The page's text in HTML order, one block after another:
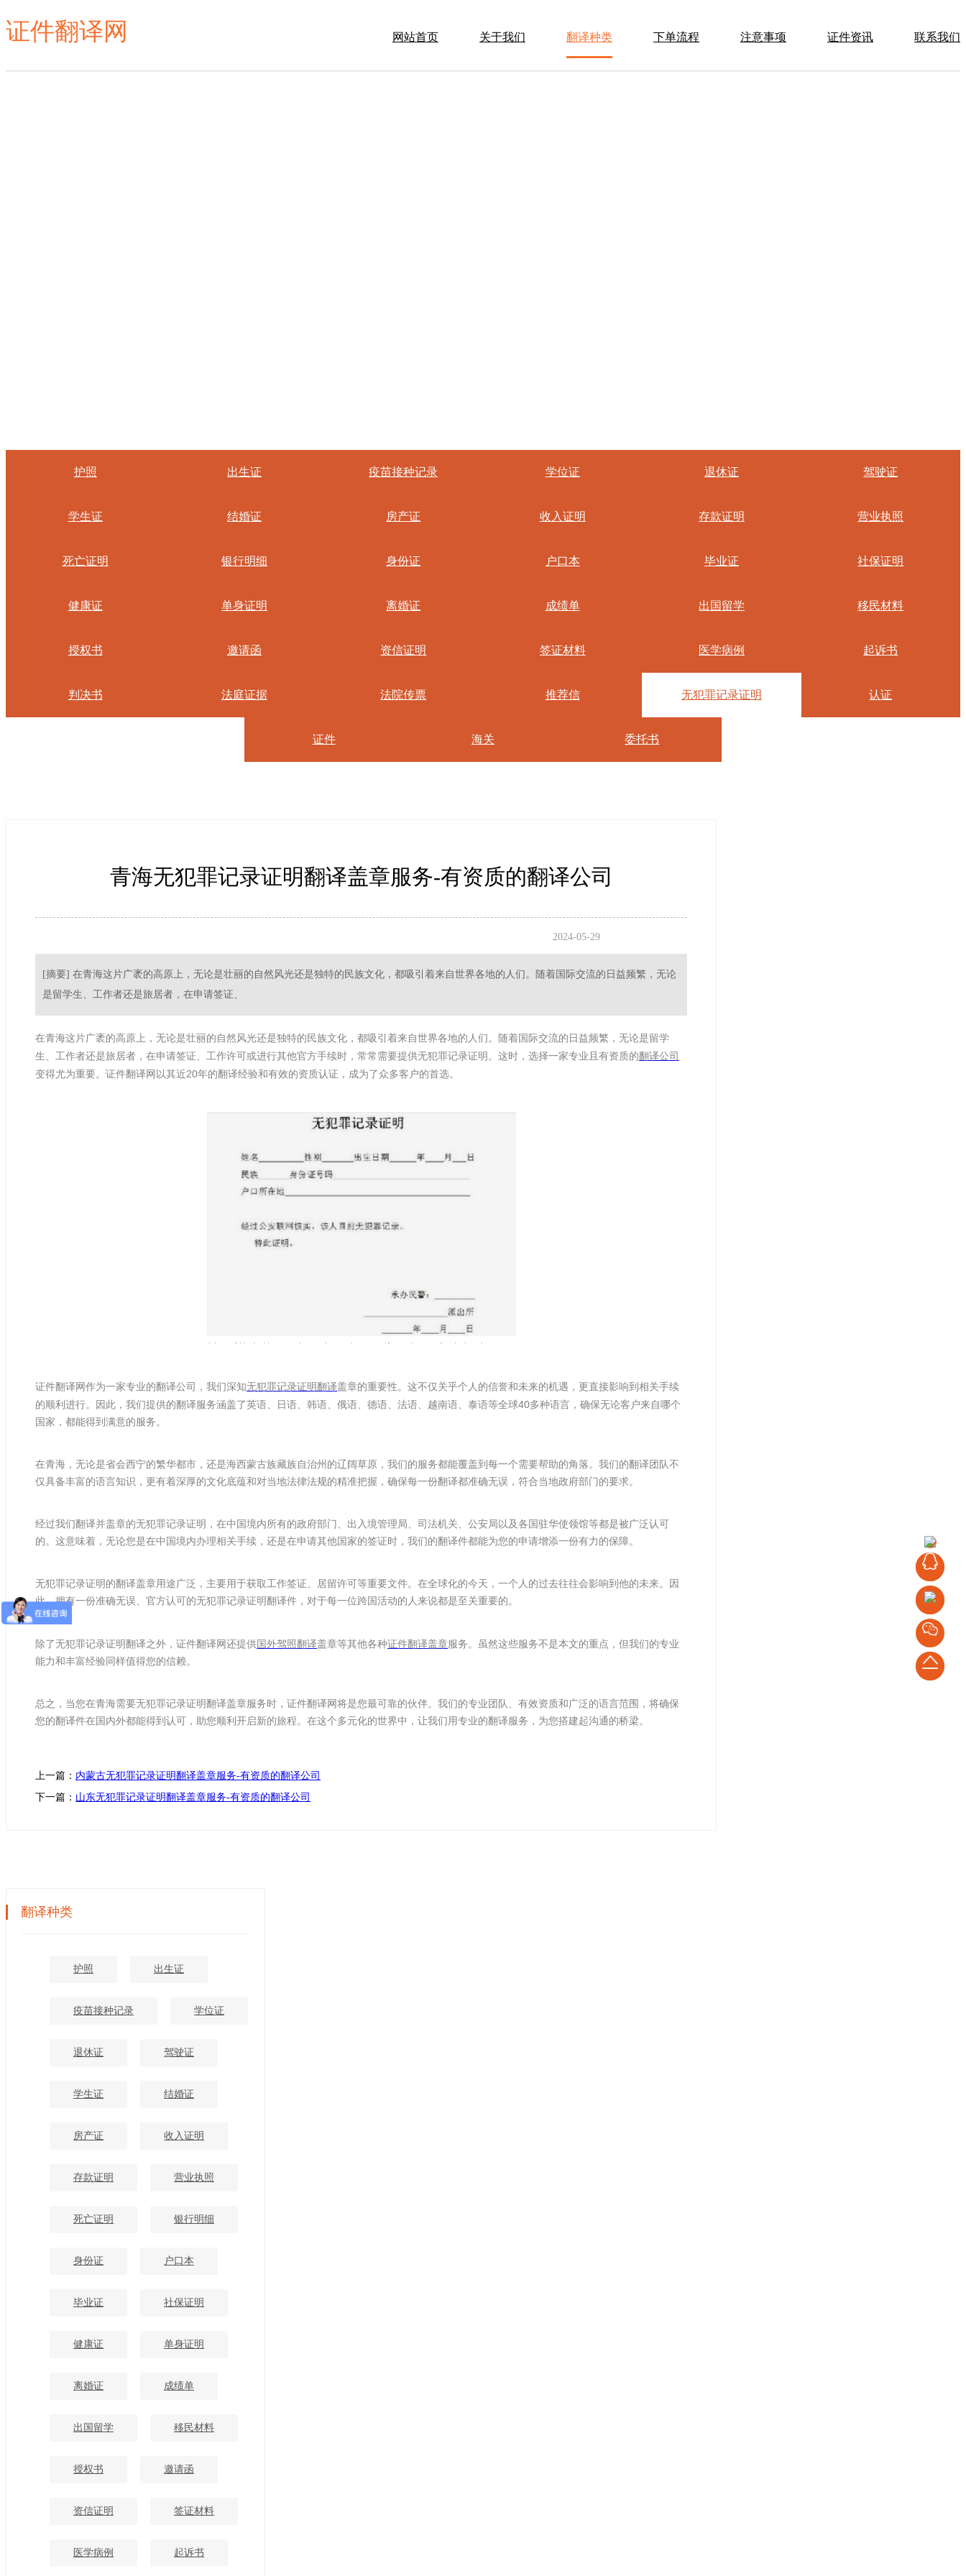
证件翻译网 网站首页 关于我们 翻译种类 下单流程 注意事项 证件资讯 联系我们
客
服
联
系
电
话：
400-
返
护照 出生证 疫苗接种记录 学位证 退休证 驾驶证
学生证 结婚证 房产证 收入证明 存款证明 营业执照
死亡证明 银行明细 身份证 户口本 毕业证 社保证明
健康证 单身证明 离婚证 成绩单 出国留学 移民材料
授权书 邀请函 资信证明 签证材料 医学病例 起诉书
判决书 法庭证据 法院传票 推荐信 无犯罪记录证明 认证
证件 海关 委托书
青海无犯罪记录证明翻译盖章服务-有资质的翻译公司
2024-05-29
[摘要] 在青海这片广袤的高原上，无论是壮丽的自然风光还是独特的民族文化，都吸引着来自世界各地的人们。随着国际交流的日益频繁，无论
是留学生、工作者还是旅居者，在申请签证、
在青海这片广袤的高原上，无论是壮丽的自然风光还是独特的民族文化，都吸引着来自世界各地的人们。随着国际交流的日益频繁，无论是留学
生、工作者还是旅居者，在申请签证、工作许可或进行其他官方手续时，常常需要提供无犯罪记录证明。这时，选择一家专业且有资质的翻译公司
变得尤为重要。证件翻译网以其近20年的翻译经验和有效的资质认证，成为了众多客户的首选。
证件翻译网作为一家专业的翻译公司，我们深知无犯罪记录证明翻译盖章的重要性。这不仅关乎个人的信誉和未来的机遇，更直接影响到相关手续
的顺利进行。因此，我们提供的翻译服务涵盖了英语、日语、韩语、俄语、德语、法语、越南语、泰语等全球40多种语言，确保无论客户来自哪个
国家，都能得到满意的服务。
在青海，无论是省会西宁的繁华都市，还是海西蒙古族藏族自治州的辽阔草原，我们的服务都能覆盖到每一个需要帮助的角落。我们的翻译团队不
仅具备丰富的语言知识，更有着深厚的文化底蕴和对当地法律法规的精准把握，确保每一份翻译都准确无误，符合当地政府部门的要求。
经过我们翻译并盖章的无犯罪记录证明，在中国境内所有的政府部门、出入境管理局、司法机关、公安局以及各国驻华使领馆等都是被广泛认可
的。这意味着，无论您是在中国境内办理相关手续，还是在申请其他国家的签证时，我们的翻译件都能为您的申请增添一份有力的保障。
无犯罪记录证明的翻译盖章用途广泛，主要用于获取工作签证、居留许可等重要文件。在全球化的今天，一个人的过去往往会影响到他的未来。因
此，拥有一份准确无误、官方认可的无犯罪记录证明翻译件，对于每一位跨国活动的人来说都是至关重要的。
除了无犯罪记录证明翻译之外，证件翻译网还提供 国外驾照翻译盖章等其他各种证件翻译盖章服务。虽然这些服务不是本文的重点，但我们的专业
能力和丰富经验同样值得您的信赖。
总之，当您在青海需要无犯罪记录证明翻译盖章服务时，证件翻译网将是您最可靠的伙伴。我们的专业团队、有效资质和广泛的语言范围，将确保
您的翻译件在国内外都能得到认可，助您顺利开启新的旅程。在这个多元化的世界中，让我们用专业的翻译服务，为您搭建起沟通的桥梁。
上一篇： 内蒙古无犯罪记录证明翻译盖章服务-有资质的翻译公司
下一篇： 山东无犯罪记录证明翻译盖章服务-有资质的翻译公司
翻译种类
护照 出生证
疫苗接种记录 学位证
退休证 驾驶证
学生证 结婚证
房产证 收入证明
存款证明 营业执照
死亡证明 银行明细
身份证 户口本
毕业证 社保证明
健康证 单身证明
离婚证 成绩单
出国留学 移民材料
授权书 邀请函
资信证明 签证材料
医学病例 起诉书